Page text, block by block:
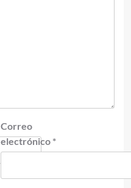
Correo
electrónico *